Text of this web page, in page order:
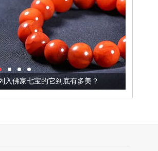
到底有多美？